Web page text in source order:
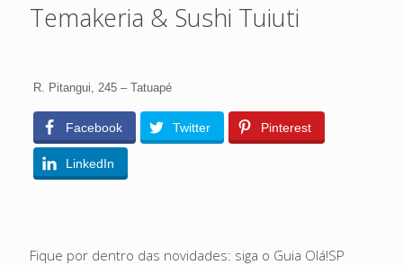
Temakeria & Sushi Tuiuti
R. Pitangui, 245 – Tatuapé
Facebook Twitter Pinterest
LinkedIn
Fique por dentro das novidades: siga o Guia Olá!SP